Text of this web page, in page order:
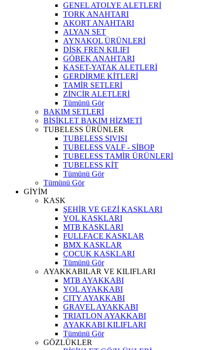
GENEL ATOLYE ALETLERİ
TORK ANAHTARI
AKORT ANAHTARI
ALYAN SET
AYNAKOL ÜRÜNLERİ
DİSK FREN KILIFI
GÖBEK ANAHTARI
KASET-YATAK ALETLERİ
GERDİRME KİTLERİ
TAMİR SETLERİ
ZİNCİR ALETLERİ
Tümünü Gör
BAKIM SETLERİ
BİSİKLET BAKIM HİZMETİ
TUBELESS ÜRÜNLER
TUBELESS SIVISI
TUBELESS VALF - SİBOP
TUBELESS TAMİR ÜRÜNLERİ
TUBELESS KİT
Tümünü Gör
Tümünü Gör
GİYİM
KASK
ŞEHİR VE GEZİ KASKLARI
YOL KASKLARI
MTB KASKLARI
FULLFACE KASKLAR
BMX KASKLAR
ÇOCUK KASKLARI
Tümünü Gör
AYAKKABILAR VE KILIFLARI
MTB AYAKKABI
YOL AYAKKABI
CITY AYAKKABI
GRAVEL AYAKKABI
TRIATLON AYAKKABI
AYAKKABI KILIFLARI
Tümünü Gör
GÖZLÜKLER